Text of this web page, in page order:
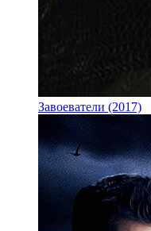
Завоеватели (2017)